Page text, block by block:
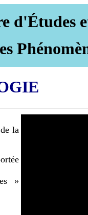
d'Études
la
»